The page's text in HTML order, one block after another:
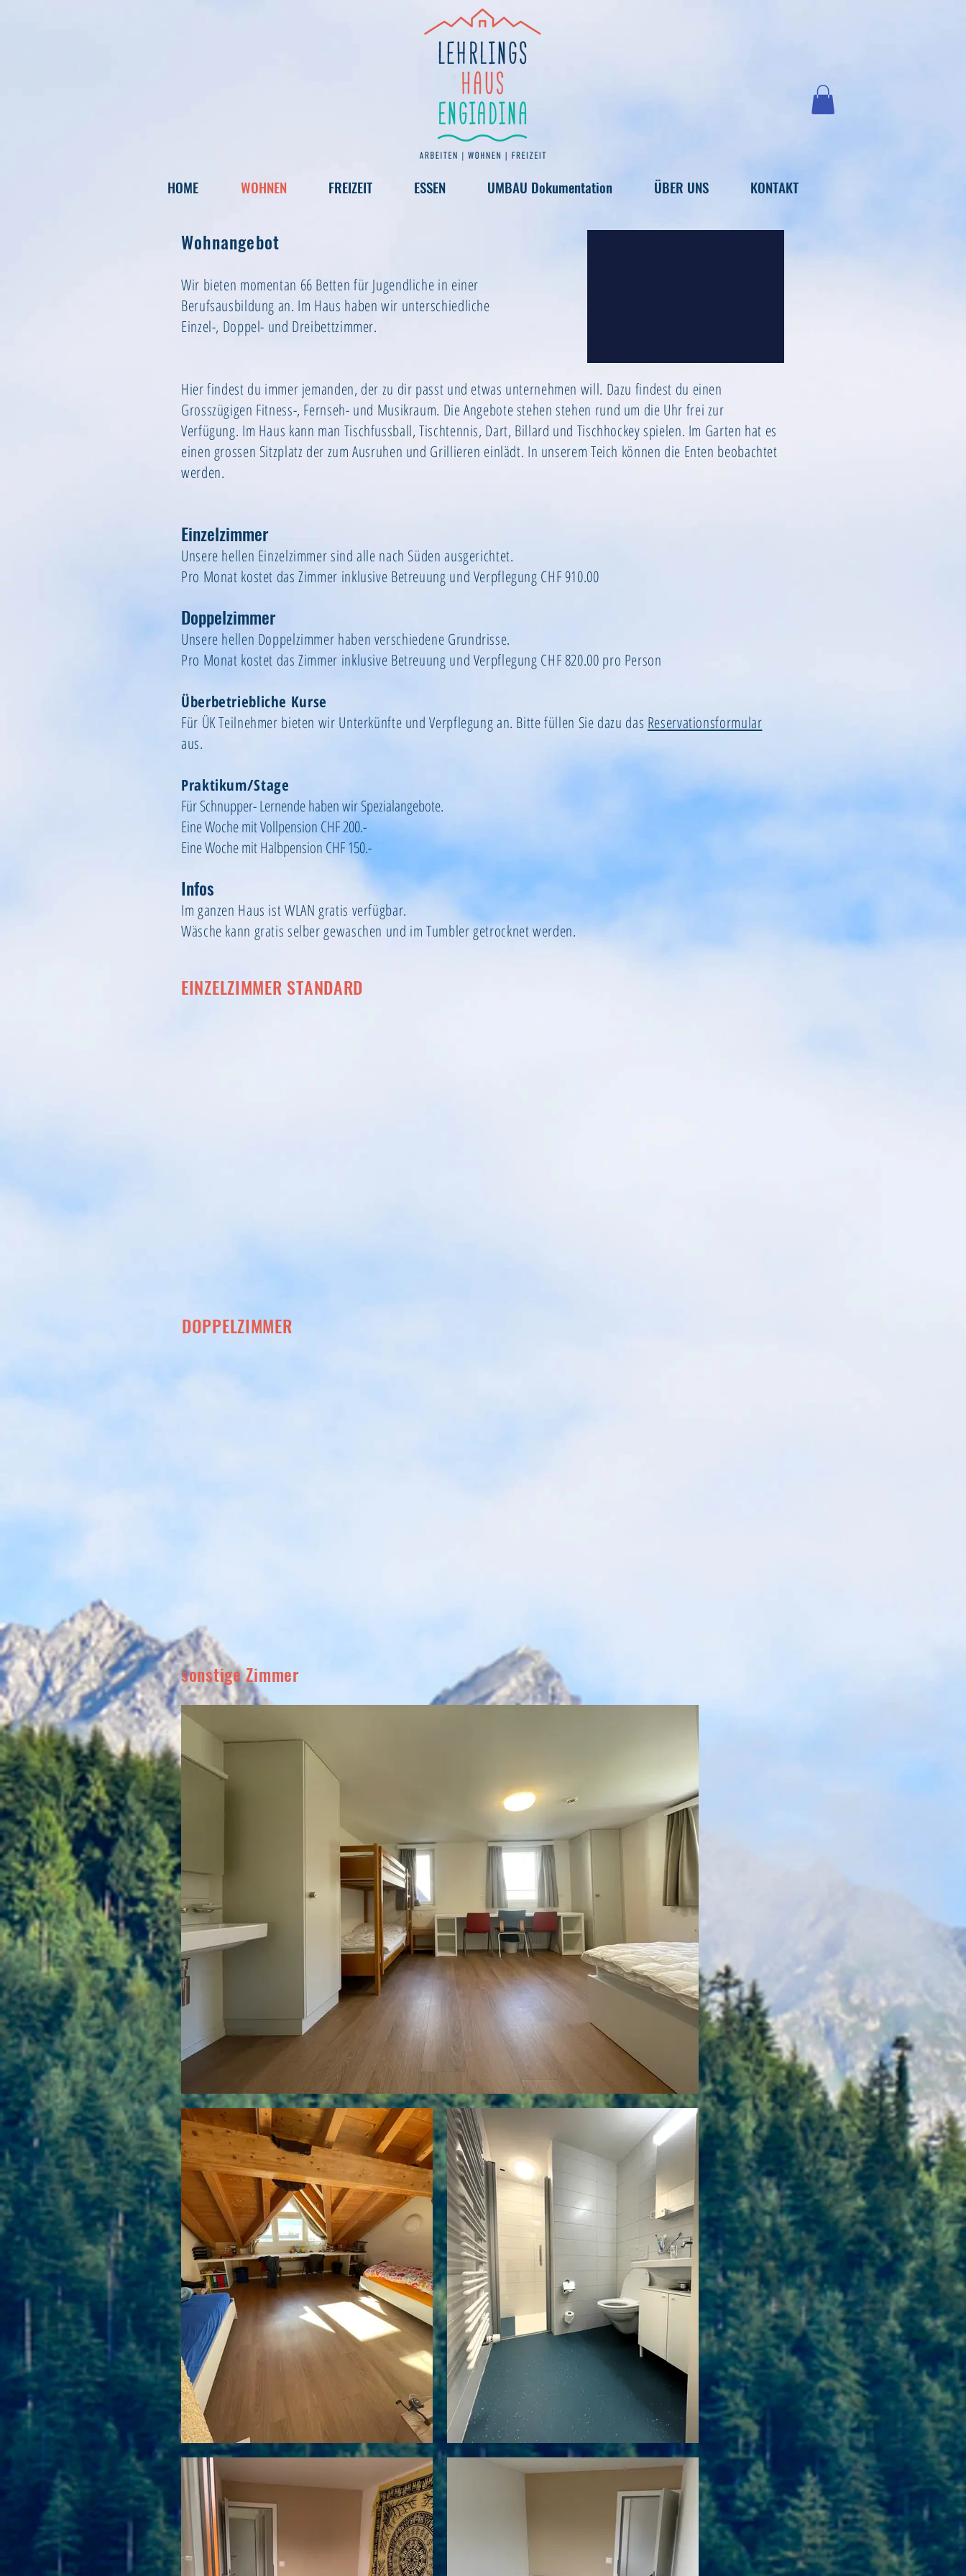
HOME WOHNEN FREIZEIT ESSEN UMBAU Dokumentation ÜBER UNS KONTAKT
Wohnangebot
Wir bieten momentan 66 Betten für Jugendliche in einer
Berufsausbildung an. Im Haus haben wir unterschiedliche
Einzel-, Doppel- und Dreibettzimmer.
Hier findest du immer jemanden, der zu dir passt und etwas unternehmen will. Dazu findest du einen
Grosszügigen Fitness-, Fernseh- und Musikraum. Die Angebote stehen stehen rund um die Uhr frei zur
Verfügung. Im Haus kann man Tischfussball, Tischtennis, Dart, Billard und Tischhockey spielen. Im Garten hat es
einen grossen Sitzplatz der zum Ausruhen und Grillieren einlädt. In unserem Teich können die Enten beobachtet
werden.
Einzelzimmer
Unsere hellen Einzelzimmer sind alle nach Süden ausgerichtet.
Pro Monat kostet das Zimmer inklusive Betreuung und Verpflegung CHF 910.00
Doppelzimmer
Unsere hellen Doppelzimmer haben verschiedene Grundrisse.
Pro Monat kostet das Zimmer inklusive Betreuung und Verpflegung CHF 820.00 pro Person
Überbetriebliche Kurse
Für ÜK Teilnehmer bieten wir Unterkünfte und Verpflegung an. Bitte füllen Sie dazu das Reservationsformular
aus.
Praktikum/Stage
Für Schnupper- Lernende haben wir Spezialangebote.
Eine Woche mit Vollpension CHF 200.-
Eine Woche mit Halbpension CHF 150.-
Infos
Im ganzen Haus ist WLAN gratis verfügbar.
Wäsche kann gratis selber gewaschen und im Tumbler getrocknet werden.
EINZELZIMMER STANDARD
DOPPELZIMMER
sonstige Zimmer